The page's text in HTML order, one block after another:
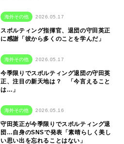
海外その他 2026.05.17
スポルティング指揮官、退団の守田英正
に感謝「彼から多くのことを学んだ」
海外その他 2026.05.17
今季限りでスポルティング退団の守田英
正、注目の新天地は？ 「今言えること
は…」
海外その他 2026.05.16
守田英正が今季限りでスポルティング退
団…自身のSNSで発表「素晴らしく美し
い思い出を忘れることはない」